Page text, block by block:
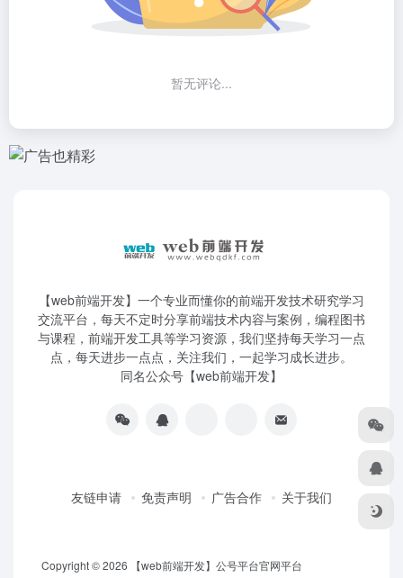
暂无评论...
【web前端开发】一个专业而懂你的前端开发技术研究学习
交流平台，每天不定时分享前端技术内容与案例，编程图书
与课程，前端开发工具等学习资源，我们坚持每天学习一点
点，每天进步一点点，关注我们，一起学习成长进步。
同名公众号【web前端开发】
友链申请 免责声明 广告合作 关于我们
Copyright © 2026 【web前端开发】公号平台官网平台